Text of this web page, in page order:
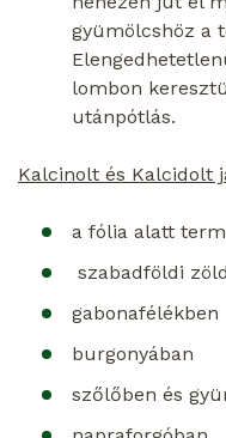
gyümölcshöz a
lombon
utánpótlás.
Kalcinolt és Kalcidolt
a fólia alatt
szabadföldi
gabonafélékben
burgonyában
szőlőben és